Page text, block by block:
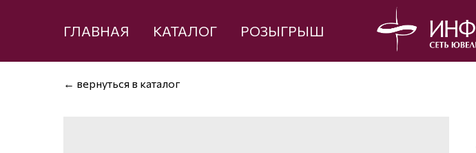
ГЛАВНАЯ КАТАЛОГ РОЗЫГРЫШ
← вернуться в каталог